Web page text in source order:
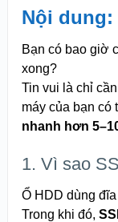
Nội dung:
Bạn có bao giờ
xong?
Tin vui là chỉ cần
máy của bạn có
nhanh hơn
1. Vì sao
Ổ HDD dùng
Trong khi đó,